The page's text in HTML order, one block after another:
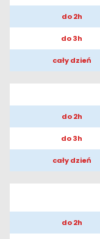
do 2h
do 3h
cały dzień
do 2h
do 3h
cały dzień
do 2h